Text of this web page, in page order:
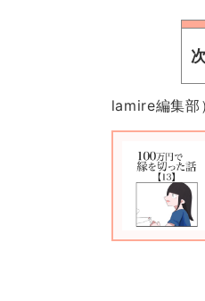
lamire編集部